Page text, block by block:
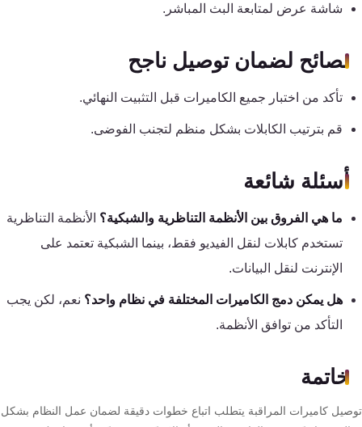
شاشة عرض لمتابعة البث المباشر.
نصائح لضمان توصيل ناجح
تأكد من اختبار جميع الكاميرات قبل التثبيت النهائي.
قم بترتيب الكابلات بشكل منظم لتجنب الفوضى.
أسئلة شائعة
ما هي الفروق بين الأنظمة التناظرية والشبكية؟الأنظمة التناظرية
تستخدم كابلات لنقل الفيديو فقط، بينما الشبكية تعتمد على
الإنترنت لنقل البيانات.
هل يمكن دمج الكاميرات المختلفة في نظام واحد؟نعم، لكن يجب
التأكد من توافق الأنظمة.
خاتمة
كاميرات المراقبة يتطلب اتباع خطوات دقيقة لضمان عمل النظام بشكل